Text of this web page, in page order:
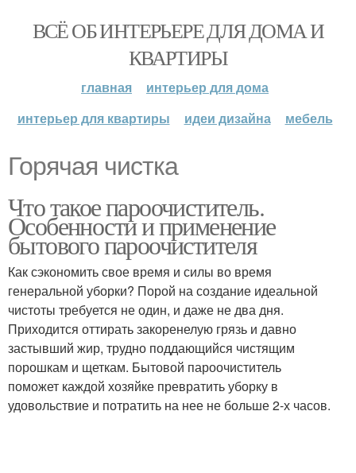
ВСЁ ОБ ИНТЕРЬЕРЕ ДЛЯ ДОМА И
КВАРТИРЫ
главная
интерьер для дома
интерьер для квартиры
идеи дизайна мебель
Горячая чистка
Что такое пароочиститель.
Особенности и применение
бытового пароочистителя
Как сэкономить свое время и силы во время
генеральной уборки? Порой на создание идеальной
чистоты требуется не один, и даже не два дня.
Приходится оттирать закоренелую грязь и давно
застывший жир, трудно поддающийся чистящим
порошкам и щеткам. Бытовой пароочиститель
поможет каждой хозяйке превратить уборку в
удовольствие и потратить на нее не больше 2-х часов.